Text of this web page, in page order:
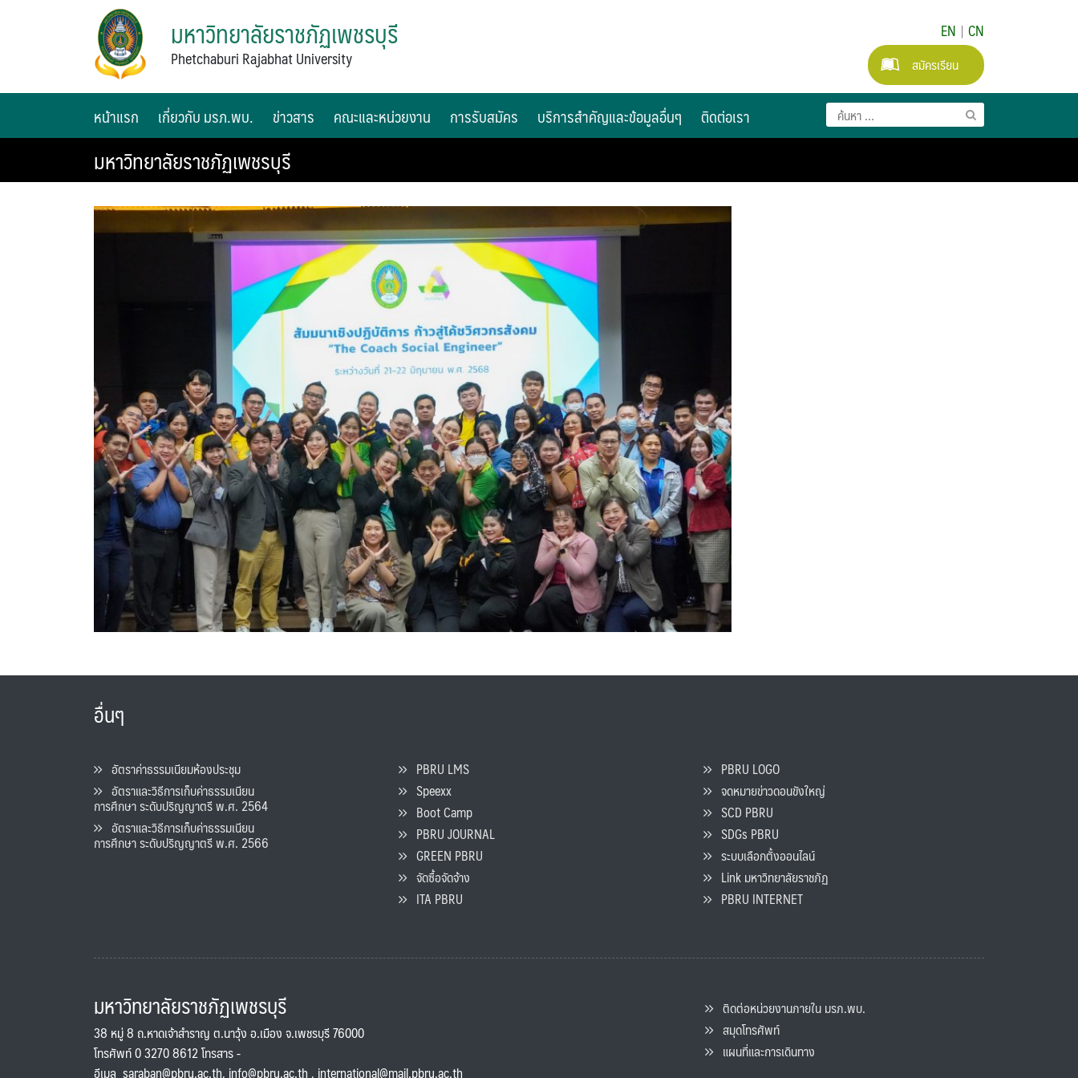
มหาวิทยาลัยราชภัฏเพชรบุรี
Phetchaburi Rajabhat University
EN | CN
สมัครเรียน
หน้าแรก เกี่ยวกับ มรภ.พบ. ข่าวสาร คณะและหน่วยงาน การรับสมัคร บริการสำคัญและข้อมูลอื่นๆ ติดต่อเรา
มหาวิทยาลัยราชภัฏเพชรบุรี
อื่นๆ
อัตราค่าธรรมเนียมห้องประชุม
อัตราและวิธีการเก็บค่าธรรมเนียน
การศึกษา ระดับปริญญาตรี พ.ศ. 2564
อัตราและวิธีการเก็บค่าธรรมเนียน
การศึกษา ระดับปริญญาตรี พ.ศ. 2566
PBRU LMS
Speexx
Boot Camp
PBRU JOURNAL
GREEN PBRU
จัดซื้อจัดจ้าง
ITA PBRU
PBRU LOGO
จดหมายข่าวดอนขังใหญ่
SCD PBRU
SDGs PBRU
ระบบเลือกตั้งออนไลน์
Link มหาวิทยาลัยราชภัฏ
PBRU INTERNET
มหาวิทยาลัยราชภัฏเพชรบุรี
38 หมู่ 8 ถ.หาดเจ้าสำราญ ต.นาวุ้ง อ.เมือง จ.เพชรบุรี 76000
โทรศัพท์ 0 3270 8612 โทรสาร -
อีเมล saraban@pbru.ac.th, info@pbru.ac.th , international@mail.pbru.ac.th
ติดต่อหน่วยงานภายใน มรภ.พบ.
สมุดโทรศัพท์
แผนที่และการเดินทาง